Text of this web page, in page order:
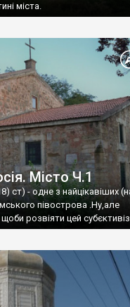
міста.
Місто Ч.1
ст) - одне з найцікавіших
півострова .Ну,але
розвіяти цей